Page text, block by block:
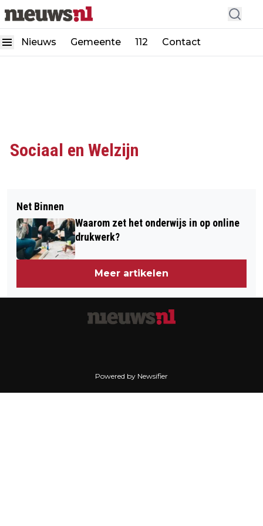
Nieuws Gemeente 112 Contact
Sociaal en Welzijn
Net Binnen
Waarom zet het onderwijs in op online
drukwerk?
Meer artikelen
Powered by Newsifier